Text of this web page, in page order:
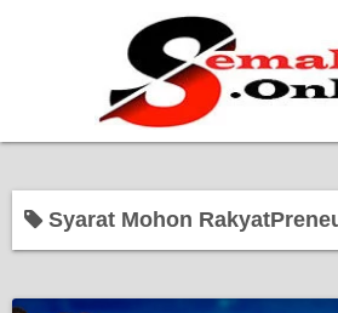
Bantuan Kerajaan
Syarat Mohon